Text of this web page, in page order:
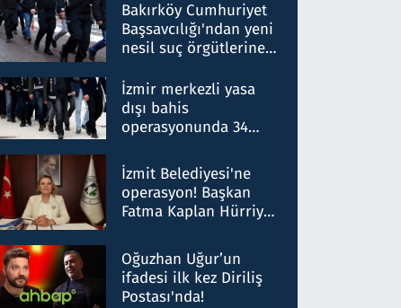
Bakırköy Cumhuriyet
Başsavcılığı'ndan yeni
nesil suç örgütlerine
hakkında gözaltı kararı
İzmir merkezli yasa
dışı bahis
operasyonunda 34
Milyar liralık para
trafiği tespit edildi
İzmit Belediyesi'ne
operasyon! Başkan
Fatma Kaplan Hürriyet
Oğuzhan Uğur’un
ifadesi ilk kez Diriliş
Postası'nda!